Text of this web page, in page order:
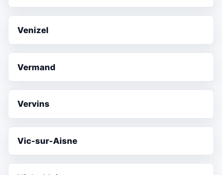
Venizel
Vermand
Vervins
Vic-sur-Aisne